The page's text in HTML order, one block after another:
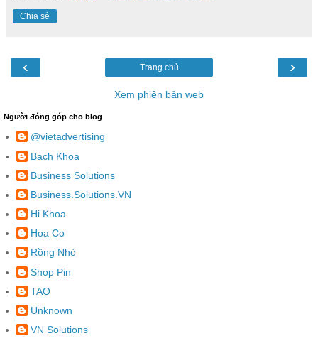
Chia sẻ
‹ ›
Trang chủ
Xem phiên bản web
Người đóng góp cho blog
@vietadvertising
Bach Khoa
Business Solutions
Business.Solutions.VN
Hi Khoa
Hoa Co
Rồng Nhỏ
Shop Pin
TAO
Unknown
VN Solutions